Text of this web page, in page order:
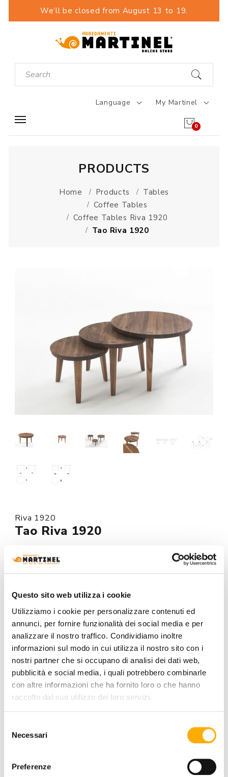
Questo sito web utilizza i cookie
Utilizziamo i cookie per personalizzare contenuti ed
annunci, per fornire funzionalità dei social media e per
analizzare il nostro traffico. Condividiamo inoltre
informazioni sul modo in cui utilizza il nostro sito con i
nostri partner che si occupano di analisi dei dati web,
pubblicità e social media, i quali potrebbero combinarle
con altre informazioni che ha fornito loro o che hanno
raccolto dal suo utilizzo dei loro servizi.
delNecessari
Preferenze
We’ll be closed from August 13 to 19.
Language My Martinel
0
PRODUCTS
Home Products
Tables
Coffee Tables
Coffee Tables Riva 1920
Tao Riva 1920
Riva 1920
Tao Riva 1920
Request the price for this product by clicking on the
button at the bottom of the page.
MODEL :
STRUCTURE AND TOP: